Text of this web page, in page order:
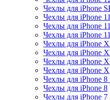
Чехлы для iPhone
Чехлы для iPhone
Чехлы для iPhone
Чехлы для iPhone 11
Чехлы для iPhone
Чехлы для iPhone
Чехлы для iPhone
Чехлы для iPhone X
Чехлы для iPhone 8
Чехлы для iPhone 8
Чехлы для iPhone 7